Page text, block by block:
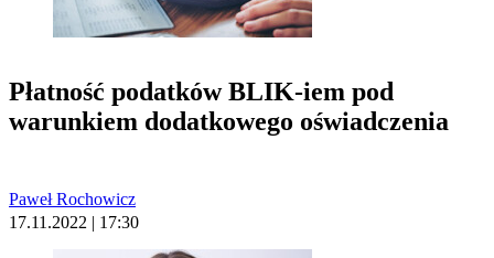
Płatność podatków BLIK-iem pod
warunkiem dodatkowego oświadczenia
Paweł Rochowicz
17.11.2022 | 17:30